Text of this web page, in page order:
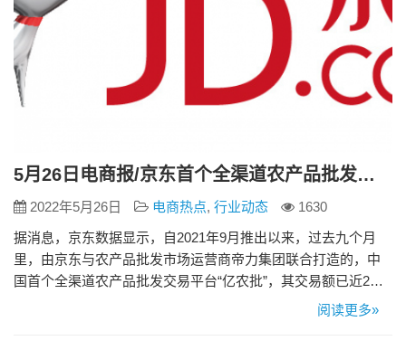
5月26日电商报/京东首个全渠道农产品批发交易平台实现交易额近2亿元
2022年5月26日 电商热点, 行业动态
1630
据消息，京东数据显示，自2021年9月推出以来，过去九个月
里，由京东与农产品批发市场运营商帝力集团联合打造的，中
国首个全渠道农产品批发交易平台“亿农批”，其交易额已近2亿
元。 在中国最大的蔬菜生产基地的山东寿光，通过与地利集团
阅读更多»